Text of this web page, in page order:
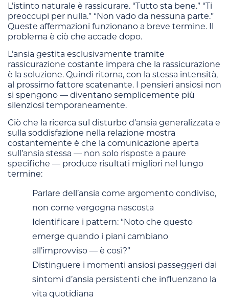
L’istinto naturale è rassicurare. “Tutto sta bene.” “Ti
preoccupi per nulla.” “Non vado da nessuna parte.”
Queste affermazioni funzionano a breve termine. Il
problema è ciò che accade dopo.
L’ansia gestita esclusivamente tramite
rassicurazione costante impara che la rassicurazione
è la soluzione. Quindi ritorna, con la stessa intensità,
al prossimo fattore scatenante. I pensieri ansiosi non
si spengono — diventano semplicemente più
silenziosi temporaneamente.
Ciò che la ricerca sul disturbo d’ansia generalizzata e
sulla soddisfazione nella relazione mostra
costantemente è che la comunicazione aperta
sull’ansia stessa — non solo risposte a paure
specifiche — produce risultati migliori nel lungo
termine:
Parlare dell’ansia come argomento condiviso,
non come vergogna nascosta
Identificare i pattern: “Noto che questo
emerge quando i piani cambiano
all’improvviso — è così?”
Distinguere i momenti ansiosi passeggeri dai
sintomi d’ansia persistenti che influenzano la
vita quotidiana